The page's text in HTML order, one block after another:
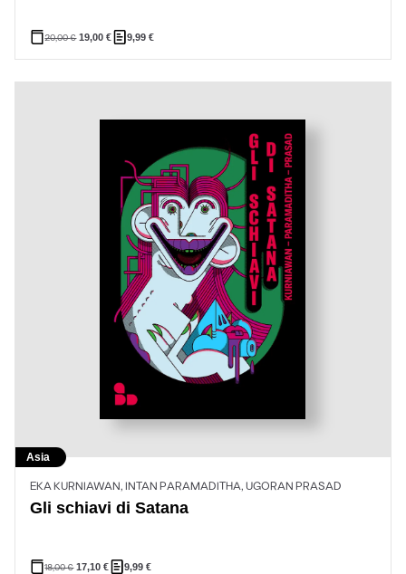
20,00€ 19,00€ 9,99 €
Asia
EKA KURNIAWAN, INTAN PARAMADITHA, UGORAN PRASAD
Gli schiavi di Satana
18,00€ 17,10€ 9,99 €